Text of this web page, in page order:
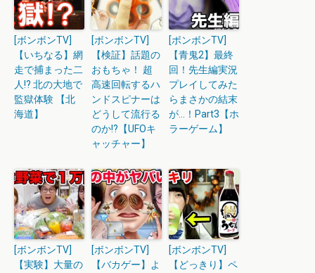
[ボンボンTV]
【いちなる】網
走で捕まった二
人!? 北の大地で
監獄体験 【北
海道】
[ボンボンTV]
【検証】話題の
おもちゃ！ 超
高速回転するハ
ンドスピナーは
どうして流行る
のか!?【UFOキ
ャッチャー】
[ボンボンTV]
【青鬼2】最終
回！先生編実況
プレイしてみた
らまさかの結末
が…！Part3【ホ
ラーゲーム】
[ボンボンTV]
【実験】大量の
[ボンボンTV]
【バカゲー】よ
[ボンボンTV]
【どっきり】ペ